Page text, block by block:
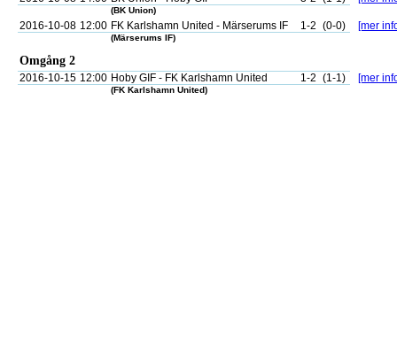
(BK Union)
2016-10-08 12:00 FK Karlshamn United - Märserums IF 1-2 (0-0) [mer
(Märserums IF)
Omgång 2
2016-10-15 12:00 Hoby GIF - FK Karlshamn United 1-2 (1-1) [mer
(FK Karlshamn United)